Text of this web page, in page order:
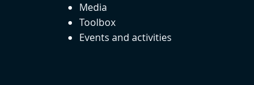
Media
Toolbox
Events and activities